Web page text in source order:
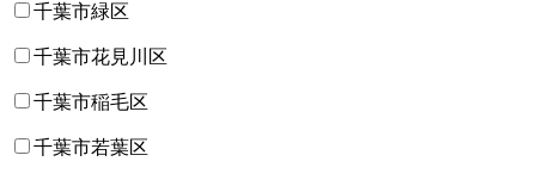
千葉市緑区
千葉市花見川区
千葉市稲毛区
千葉市若葉区